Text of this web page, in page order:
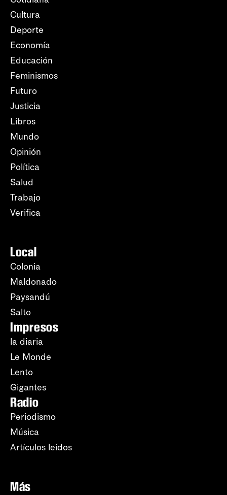
Cultura
Deporte
Economía
Educación
Feminismos
Futuro
Justicia
Libros
Mundo
Opinión
Política
Salud
Trabajo
Verifica
Local
Colonia
Maldonado
Paysandú
Salto
Impresos
la diaria
Le Monde
Lento
Gigantes
Radio
Periodismo
Música
Artículos leídos
Más